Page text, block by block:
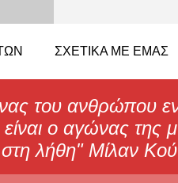
ΣΧΕΤΙΚΆ ΜΕ EΜΆΣ
του ανθρώπου
είναι ο αγώνας της
στη λήθη" Μίλαν